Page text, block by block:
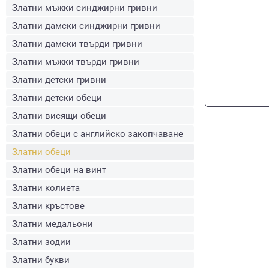
Златни мъжки синджирни гривни
Златни дамски синджирни гривни
Златни дамски твърди гривни
Златни мъжки твърди гривни
Златни детски гривни
Златни детски обеци
Златни висящи обеци
Златни обеци с английско закопчаване
Златни обеци
Златни обеци на винт
Златни колиета
Златни кръстове
Златни медальони
Златни зодии
Златни букви